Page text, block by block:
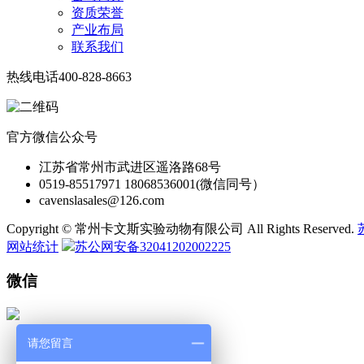
资质荣誉
产业布局
联系我们
热线电话400-828-8663
官方微信公众号
江苏省常州市武进区遥洛路68号
0519-85517971 18068536001(微信同号）
cavenslasales@126.com
Copyright © 常州卡文斯实验动物有限公司 All Rights Reserved.
网站统计
苏公网安备32041202002225
微信
微 信
请您留言